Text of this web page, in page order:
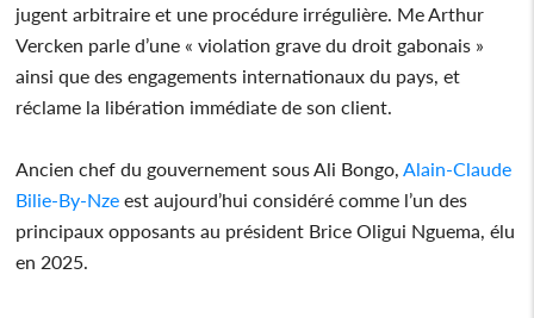
jugent arbitraire et une procédure irrégulière. Me Arthur
Vercken parle d’une « violation grave du droit gabonais »
ainsi que des engagements internationaux du pays, et
réclame la libération immédiate de son client.
Ancien chef du gouvernement sous Ali Bongo, Alain-Claude
Bilie-By-Nze est aujourd’hui considéré comme l’un des
principaux opposants au président Brice Oligui Nguema, élu
en 2025.